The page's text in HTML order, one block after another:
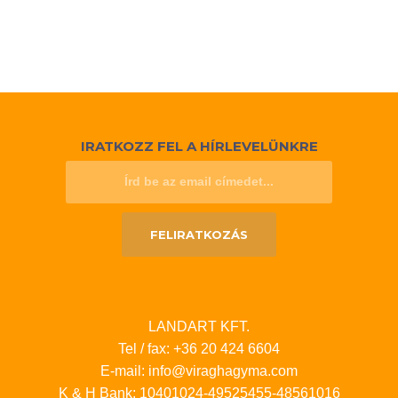
IRATKOZZ FEL A HÍRLEVELÜNKRE
FELIRATKOZÁS
LANDART KFT.
Tel / fax: +36 20 424 6604
E-mail: info@viraghagyma.com
K & H Bank: 10401024-49525455-48561016